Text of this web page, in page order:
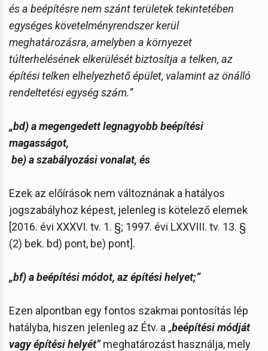
és a beépítésre nem szánt területek tekintetében
egységes követelményrendszer kerül
meghatározásra, amelyben a környezet
túlterhelésének elkerülését biztosítja a telken, az
építési telken elhelyezhető épület, valamint az önálló
rendeltetési egység szám.”
„bd) a megengedett legnagyobb beépítési
magasságot,
be) a szabályozási vonalat, és
Ezek az előírások nem változnának a hatályos
jogszabályhoz képest, jelenleg is kötelező elemek
[2016. évi XXXVI. tv. 1. §; 1997. évi LXXVIII. tv. 13. §
(2) bek. bd) pont, be) pont].
„bf) a beépítési módot, az építési helyet;”
Ezen alpontban egy fontos szakmai pontosítás lép
hatályba, hiszen jelenleg az Étv. a „beépítési módját
vagy építési helyét”meghatározást használja, mely